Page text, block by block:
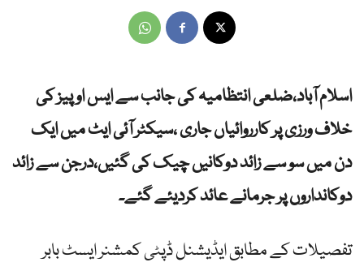
اسلام آباد،ضلعی انتظامیہ کی جانب سے ایس او پیز کی
خلاف ورزی پر کارروائیاں جاری ،سیکٹر آئی ایٹ میں ایک
دن میں سو سے زائد دوکانیں چیک کی گئیں،درجن سے زائد
دوکانداروں پر جرمانے عائد کردیئے گئے۔
تفصیلات کے مطابق ایڈیشنل ڈپٹی کمشنر ایسٹ بابر